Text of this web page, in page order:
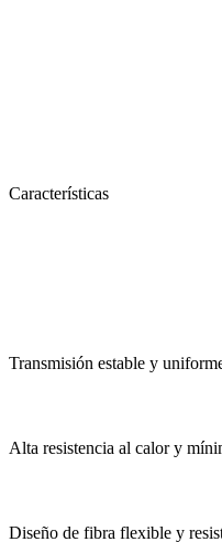
Características
Transmisión estable y
Alta resistencia al calor y
Diseño de fibra flexible y